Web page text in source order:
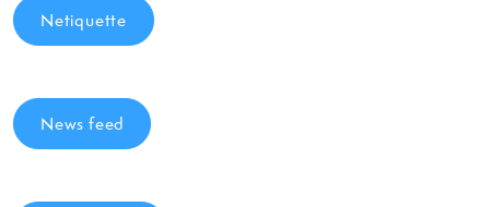
Netiquette
News feed